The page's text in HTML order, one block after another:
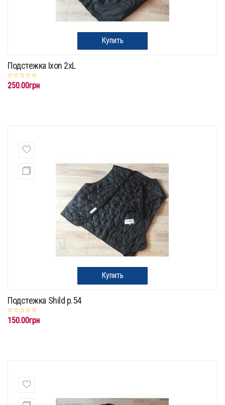
Купить
Подстежка Ixon 2xL
250.00грн
Купить
Подстежка Shild p.54
150.00грн